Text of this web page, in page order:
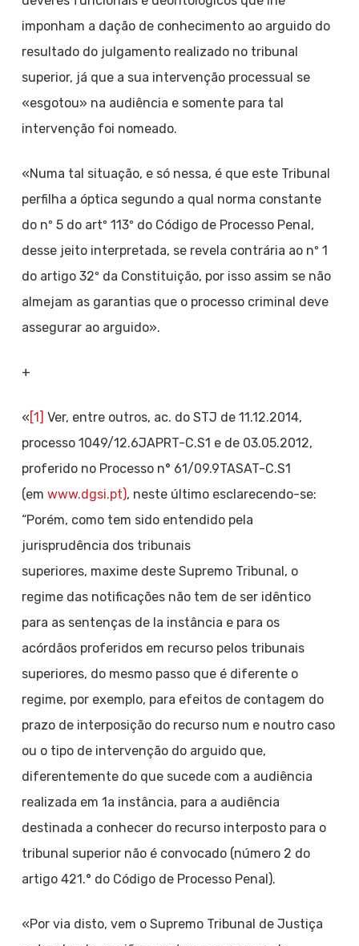
imponham a dação de conhecimento ao arguido do
resultado do julgamento realizado no tribunal
superior, já que a sua intervenção processual se
«esgotou» na audiência e somente para tal
intervenção foi nomeado.
«Numa tal situação, e só nessa, é que este Tribunal
perfilha a óptica segundo a qual norma constante
do nº 5 do artº 113º do Código de Processo Penal,
desse jeito interpretada, se revela contrária ao nº 1
do artigo 32º da Constituição, por isso assim se não
almejam as garantias que o processo criminal deve
assegurar ao arguido».
+
«[1] Ver, entre outros, ac. do STJ de 11.12.2014,
processo 1049/12.6JAPRT-C.S1 e de 03.05.2012,
proferido no Processo n° 61/09.9TASAT-C.S1
(em www.dgsi.pt), neste último esclarecendo-se:
“Porém, como tem sido entendido pela
jurisprudência dos tribunais
superiores, maxime deste Supremo Tribunal, o
regime das notificações não tem de ser idêntico
para as sentenças de Ia instância e para os
acórdãos proferidos em recurso pelos tribunais
superiores, do mesmo passo que é diferente o
regime, por exemplo, para efeitos de contagem do
prazo de interposição do recurso num e noutro caso
ou o tipo de intervenção do arguido que,
diferentemente do que sucede com a audiência
realizada em 1a instância, para a audiência
destinada a conhecer do recurso interposto para o
tribunal superior não é convocado (número 2 do
artigo 421.° do Código de Processo Penal).
«Por via disto, vem o Supremo Tribunal de Justiça